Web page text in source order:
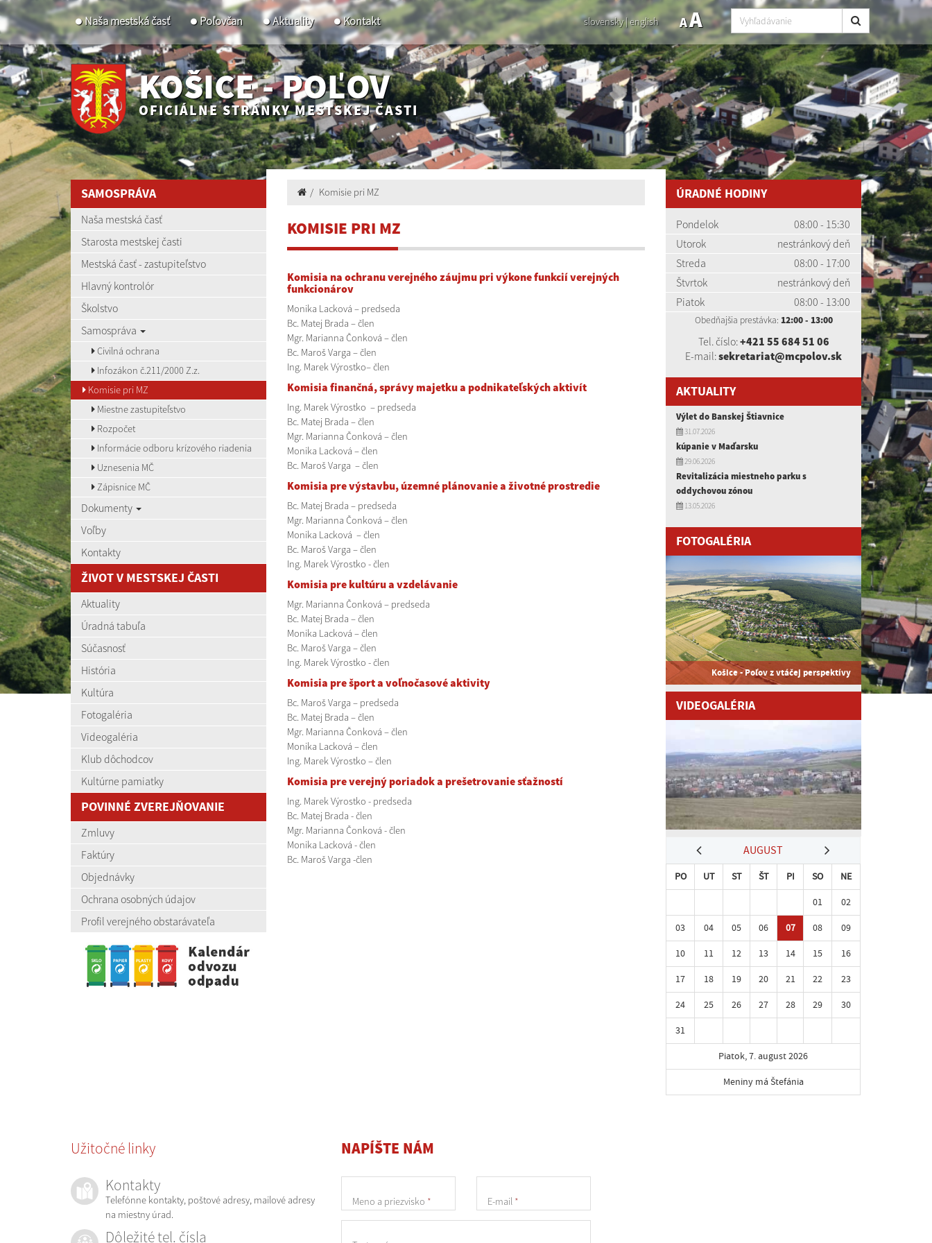
Naša mestská časť Poľovčan Aktuality Kontakt slovensky|english AA
KOŠICE - POĽOV
OFICIÁLNE STRÁNKY MESTSKEJ ČASTI
SAMOSPRÁVA
Naša mestská časť
Starosta mestskej časti
Mestská časť - zastupiteľstvo
Hlavný kontrolór
Školstvo
Samospráva
Civilná ochrana
Infozákon č.211/2000 Z.z.
Komisie pri MZ
Miestne zastupiteľstvo
Rozpočet
Informácie odboru krízového riadenia
Uznesenia MČ
Zápisnice MČ
Dokumenty
Voľby
Kontakty
ŽIVOT V MESTSKEJ ČASTI
Aktuality
Úradná tabuľa
Súčasnosť
História
Kultúra
Fotogaléria
Videogaléria
Klub dôchodcov
Kultúrne pamiatky
POVINNÉ ZVEREJŇOVANIE
Zmluvy
Faktúry
Objednávky
Ochrana osobných údajov
Profil verejného obstarávateľa
Komisie pri MZ
KOMISIE PRI MZ
Komisia na ochranu verejného záujmu pri výkone funkcií verejných
funkcionárov
Monika Lacková – predseda
Bc. Matej Brada – člen
Mgr. Marianna Čonková – člen
Bc. Maroš Varga – člen
Ing. Marek Výrostko– člen
Komisia finančná, správy majetku a podnikateľských aktivít
Ing. Marek Výrostko – predseda
Bc. Matej Brada – člen
Mgr. Marianna Čonková – člen
Monika Lacková – člen
Bc. Maroš Varga – člen
Komisia pre výstavbu, územné plánovanie a životné prostredie
Bc. Matej Brada – predseda
Mgr. Marianna Čonková – člen
Monika Lacková – člen
Bc. Maroš Varga – člen
Ing. Marek Výrostko - člen
Komisia pre kultúru a vzdelávanie
Mgr. Marianna Čonková – predseda
Bc. Matej Brada – člen
Monika Lacková – člen
Bc. Maroš Varga – člen
Ing. Marek Výrostko - člen
Komisia pre šport a voľnočasové aktivity
Bc. Maroš Varga – predseda
Bc. Matej Brada – člen
Mgr. Marianna Čonková – člen
Monika Lacková – člen
Ing. Marek Výrostko – člen
Komisia pre verejný poriadok a prešetrovanie sťažností
Ing. Marek Výrostko - predseda
Bc. Matej Brada - člen
Mgr. Marianna Čonková - člen
Monika Lacková - člen
Bc. Maroš Varga -člen
ÚRADNÉ HODINY
Pondelok
08:00 - 15:30
Utorok
nestránkový deň
Streda
08:00 - 17:00
Štvrtok
nestránkový deň
Piatok
08:00 - 13:00
Obedňajšia prestávka: 12:00 - 13:00
Tel. číslo:+421 55 684 51 06
E-mail:sekretariat@mcpolov.sk
AKTUALITY
Výlet do Banskej Štiavnice
31.07.2026
kúpanie v Maďarsku
29.06.2026
Revitalizácia miestneho parku s
oddychovou zónou
13.05.2026
FOTOGALÉRIA
Košice - Poľov z vtáčej perspektívy
VIDEOGALÉRIA
AUGUST
PO UT ST ŠT PI SO
NE
01
02
03
04 05 06 07 08
09
10
11 12 13 14 15
16
17
18 19 20 21 22
23
24
25 26 27 28 29
30
31
Piatok, 7. august 2026
Meniny má Štefánia
NAPÍŠTE NÁM
Meno a priezvisko * E-mail *
Užitočné linky
Kontakty
Telefónne kontakty, poštové adresy, mailové adresy
na miestny úrad.
Dôležité tel. čísla